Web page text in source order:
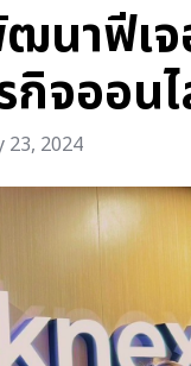
นาฟีเจ
จออน
23, 2024